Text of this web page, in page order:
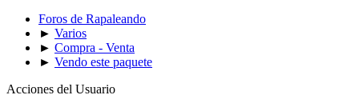
Foros de Rapaleando
► Varios
► Compra - Venta
► Vendo este paquete
Acciones del Usuario